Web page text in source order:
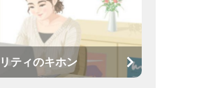
ティのキホン